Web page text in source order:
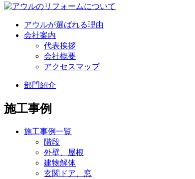
アウルが選ばれる理由
会社案内
代表挨拶
会社概要
アクセスマップ
部門紹介
施工事例
施工事例一覧
階段
外壁、屋根
建物解体
玄関ドア、窓